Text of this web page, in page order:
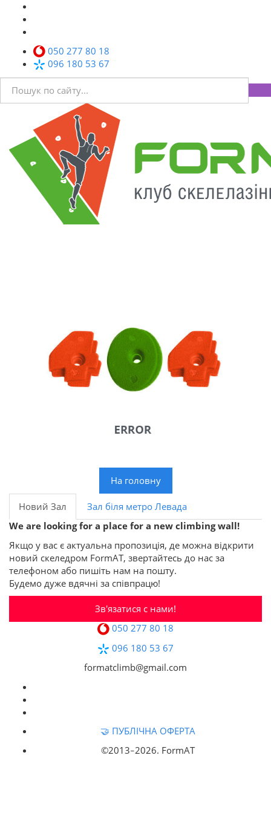
050 277 80 18
096 180 53 67
На головну
Новий Зал
Зал біля метро Левада
We are looking for a place for a new climbing wall!
Якщо у вас є актуальна пропозиція, де можна відкрити
новий скеледром FormAT, звертайтесь до нас за
телефоном або пишіть нам на пошту.
Будемо дуже вдячні за співпрацю!
Зв'язатися с нами!
050 277 80 18
096 180 53 67
formatclimb@gmail.com
🤝 ПУБЛІЧНА ОФЕРТА
©2013‒2026. FormAT